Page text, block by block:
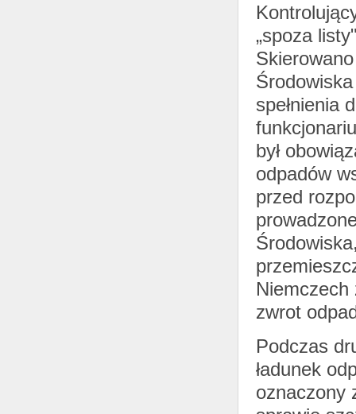
„spoza
spełnienia
był
odpadów
przed
Niemczech
zwrot
Podczas
ładunek
oznaczony